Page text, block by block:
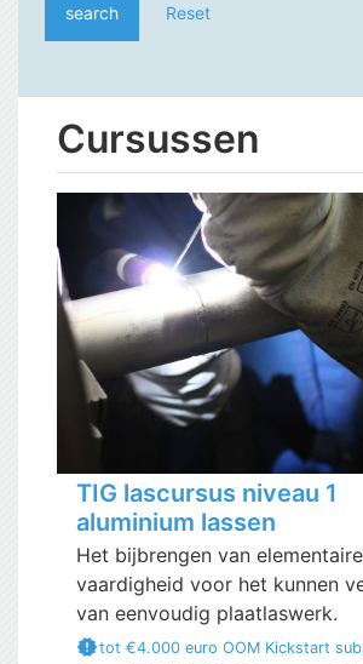
search Reset
Cursussen
TIG lascursus niveau 1
aluminium lassen
Het bijbrengen van
vaardigheid voor het kunnen
van eenvoudig plaatlaswerk.
new_releasestot €4.000 euro OOM Kickstart